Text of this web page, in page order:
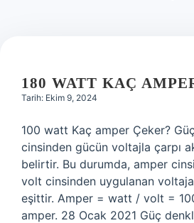
180 WATT KAÇ
Tarih: Ekim 9, 2024
100 watt Kaç amper Çeker?
cinsinden gücün voltajla çarpı
belirtir. Bu durumda, amper
volt cinsinden uygulanan
eşittir. Amper = watt / volt =
amper. 28 Ocak 2021 Güç